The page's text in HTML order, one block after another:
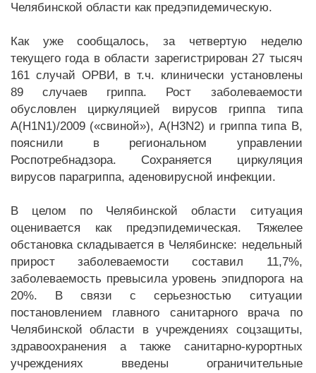
Челябинской области как предэпидемическую.
Как уже сообщалось, за четвертую неделю
текущего года в области зарегистрирован 27 тысяч
161 случай ОРВИ, в т.ч. клинически установлены
89 случаев гриппа. Рост заболеваемости
обусловлен циркуляцией вирусов гриппа типа
A(H1N1)/2009 («свиной»), А(H3N2) и гриппа типа В,
пояснили в региональном управлении
Роспотребнадзора. Сохраняется циркуляция
вирусов парагриппа, аденовирусной инфекции.
В целом по Челябинской области ситуация
оценивается как предэпидемическая. Тяжелее
обстановка складывается в Челябинске: недельный
прирост заболеваемости составил 11,7%,
заболеваемость превысила уровень эпидпорога на
20%. В связи с серьезностью ситуации
постановлением главного санитарного врача по
Челябинской области в учреждениях соцзащиты,
здравоохранения а также санитарно-курортных
учреждениях введены ограничительные